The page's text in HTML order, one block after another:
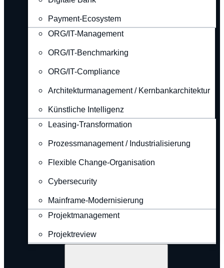
Payment-Ecosystem
ORG/IT-Management
ORG/IT-Benchmarking
ORG/IT-Compliance
Architekturmanagement / Kernbankarchitektur
Künstliche Intelligenz
Leasing-Transformation
Prozessmanagement / Industrialisierung
Flexible Change-Organisation
Cybersecurity
Mainframe-Modernisierung
Projektmanagement
Projektreview